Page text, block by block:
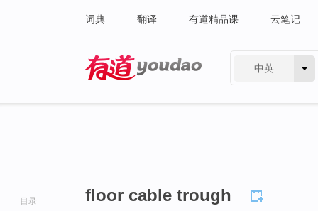
词典 翻译 有道精品课 云笔记
中英
目录 floor cable trough